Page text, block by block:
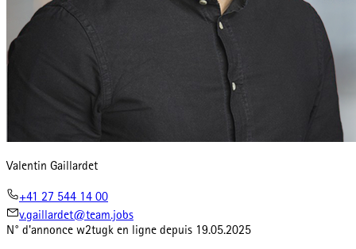
Valentin Gaillardet
+41 27 544 14 00
v.gaillardet@team.jobs
N° d'annonce w2tugk en ligne depuis 19.05.2025